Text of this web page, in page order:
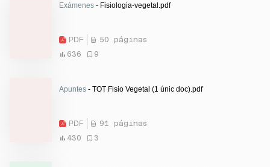
Exámenes - Fisiologia-vegetal.pdf
PDF
50 páginas
636
9
Apuntes - TOT Fisio Vegetal (1 únic doc).pdf
PDF
91 páginas
430
3